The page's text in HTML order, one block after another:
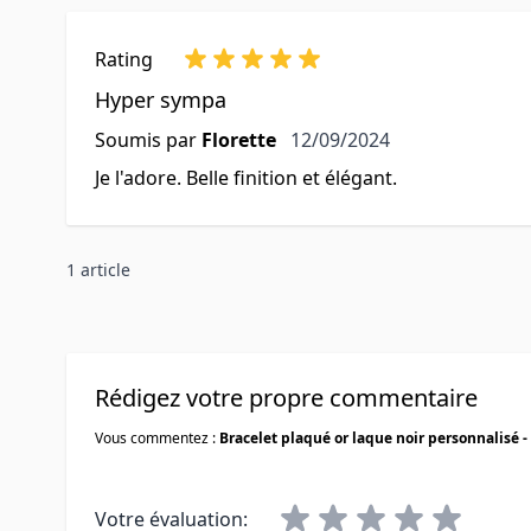
Rating
Hyper sympa
Soumis par Florette 12 septembre 2024
12/09/2024
Je l'adore. Belle finition et élégant.
1 article
Rédigez votre propre commentaire
Vous commentez : Bracelet plaqué or laque noir personnalisé -
Votre évaluation: